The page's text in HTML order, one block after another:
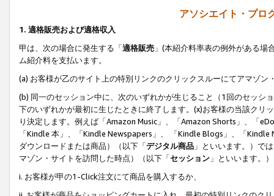
アソシエイト・プロ
1. 適格販売および適格収入
甲は、次の場合に発生する「適格販売 」(本紹介料率表の例外がある
ム紹介料を支払います。
(a) お客様が乙のサイト上の特別リンクのクリックスルーにてアマゾン
(b) 同一のセッション中に、次のいずれかが生じること（1回のセッシ
下のいずれかが最初に生じたときに終了します。(x)お客様の当該ク
り決定します。例えば「Amazon Music」、「Amazon Shorts」、「
「Kindle 本」、「Kindle Newspapers」、 「Kindle Blogs」、「
ダウンロードまたは商品）（以下「デジタル商品 」といいます。）で
マゾン・サイトを訪問した時点）（以下「セッション 」といいます。
i. お客様が甲の1-Click注文にて商品を購入するか、